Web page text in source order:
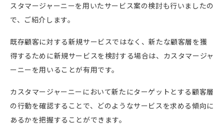
スタマージャーニーを用いたサービス案の検討も行いましたの
で、ご紹介します。
既存顧客に対する新規サービスではなく、新たな顧客層を獲
得するために新規サービスを検討する場合は、カスタマージャ
ーニーを用いることが有用です。
カスタマージャーニーにおいて新たにターゲットとする顧客層
の行動を確認することで、どのようなサービスを求める傾向に
あるかを把握することができます。